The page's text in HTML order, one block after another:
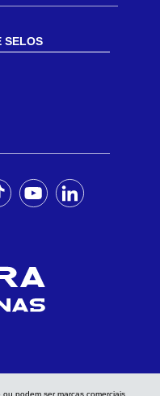
SELOS